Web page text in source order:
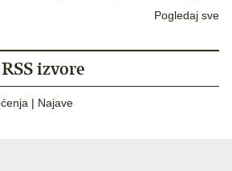
Pogledaj sve
izvore
| Najave